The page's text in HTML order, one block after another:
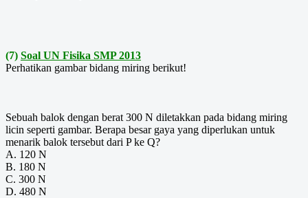
(7) Soal UN Fisika SMP 2013
Perhatikan gambar bidang miring berikut!
Sebuah balok dengan berat 300 N diletakkan pada bidang miring
licin seperti gambar. Berapa besar gaya yang diperlukan untuk
menarik balok tersebut dari P ke Q?
A. 120 N
B. 180 N
C. 300 N
D. 480 N